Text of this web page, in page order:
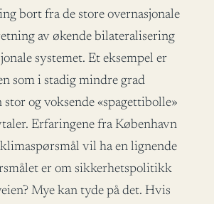
bort fra de store overnasjonale
av økende bilateralisering
systemet. Et eksempel er
som i stadig mindre grad
stor og voksende «spagettibolle»
Erfaringene fra København
vil ha en lignende
er om sikkerhetspolitikk
Mye kan tyde på det. Hvis